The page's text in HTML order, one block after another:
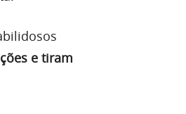
e tiram